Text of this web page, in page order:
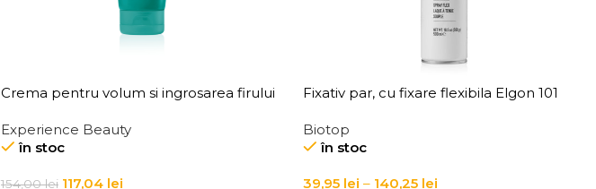
Crema pentru volum si ingrosarea firului
Cream
Experience Beauty
în stoc
154,00lei 117,04 lei
Fixativ par, cu fixare flexibila Elgon 101
Biotop
în stoc
39,95 lei – 140,25 lei